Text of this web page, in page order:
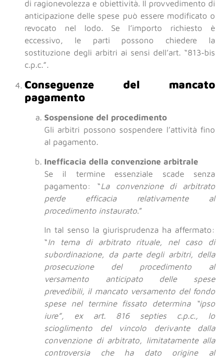
di ragionevolezza e obiettività. Il provvedimento di
anticipazione delle spese può essere modificato o
revocato nel lodo. Se l’importo richiesto è
eccessivo, le parti possono chiedere la
sostituzione degli arbitri ai sensi dell’art. “813‑bis
c.p.c.”.
Conseguenze del mancato
pagamento
Sospensione del procedimento
Gli arbitri possono sospendere l’attività fino
al pagamento.
Inefficacia della convenzione arbitrale
Se il termine essenziale scade senza
pagamento: “La convenzione di arbitrato
perde efficacia relativamente al
procedimento instaurato.”
In tal senso la giurisprudenza ha affermato:
“In tema di arbitrato rituale, nel caso di
subordinazione, da parte degli arbitri, della
prosecuzione del procedimento al
versamento anticipato delle spese
prevedibili, il mancato versamento del fondo
spese nel termine fissato determina “ipso
iure”, ex art. 816 septies c.p.c., lo
scioglimento del vincolo derivante dalla
convenzione di arbitrato, limitatamente alla
controversia che ha dato origine al